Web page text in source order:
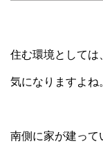
住む環境としては
気になりますよね
南側に家が建って